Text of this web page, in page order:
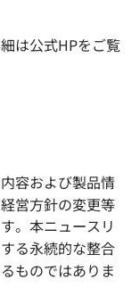
は公式HPをご覧
容および製品情
営方針の変更等
。本ニュースリ
る永続的な整合
ものではありま